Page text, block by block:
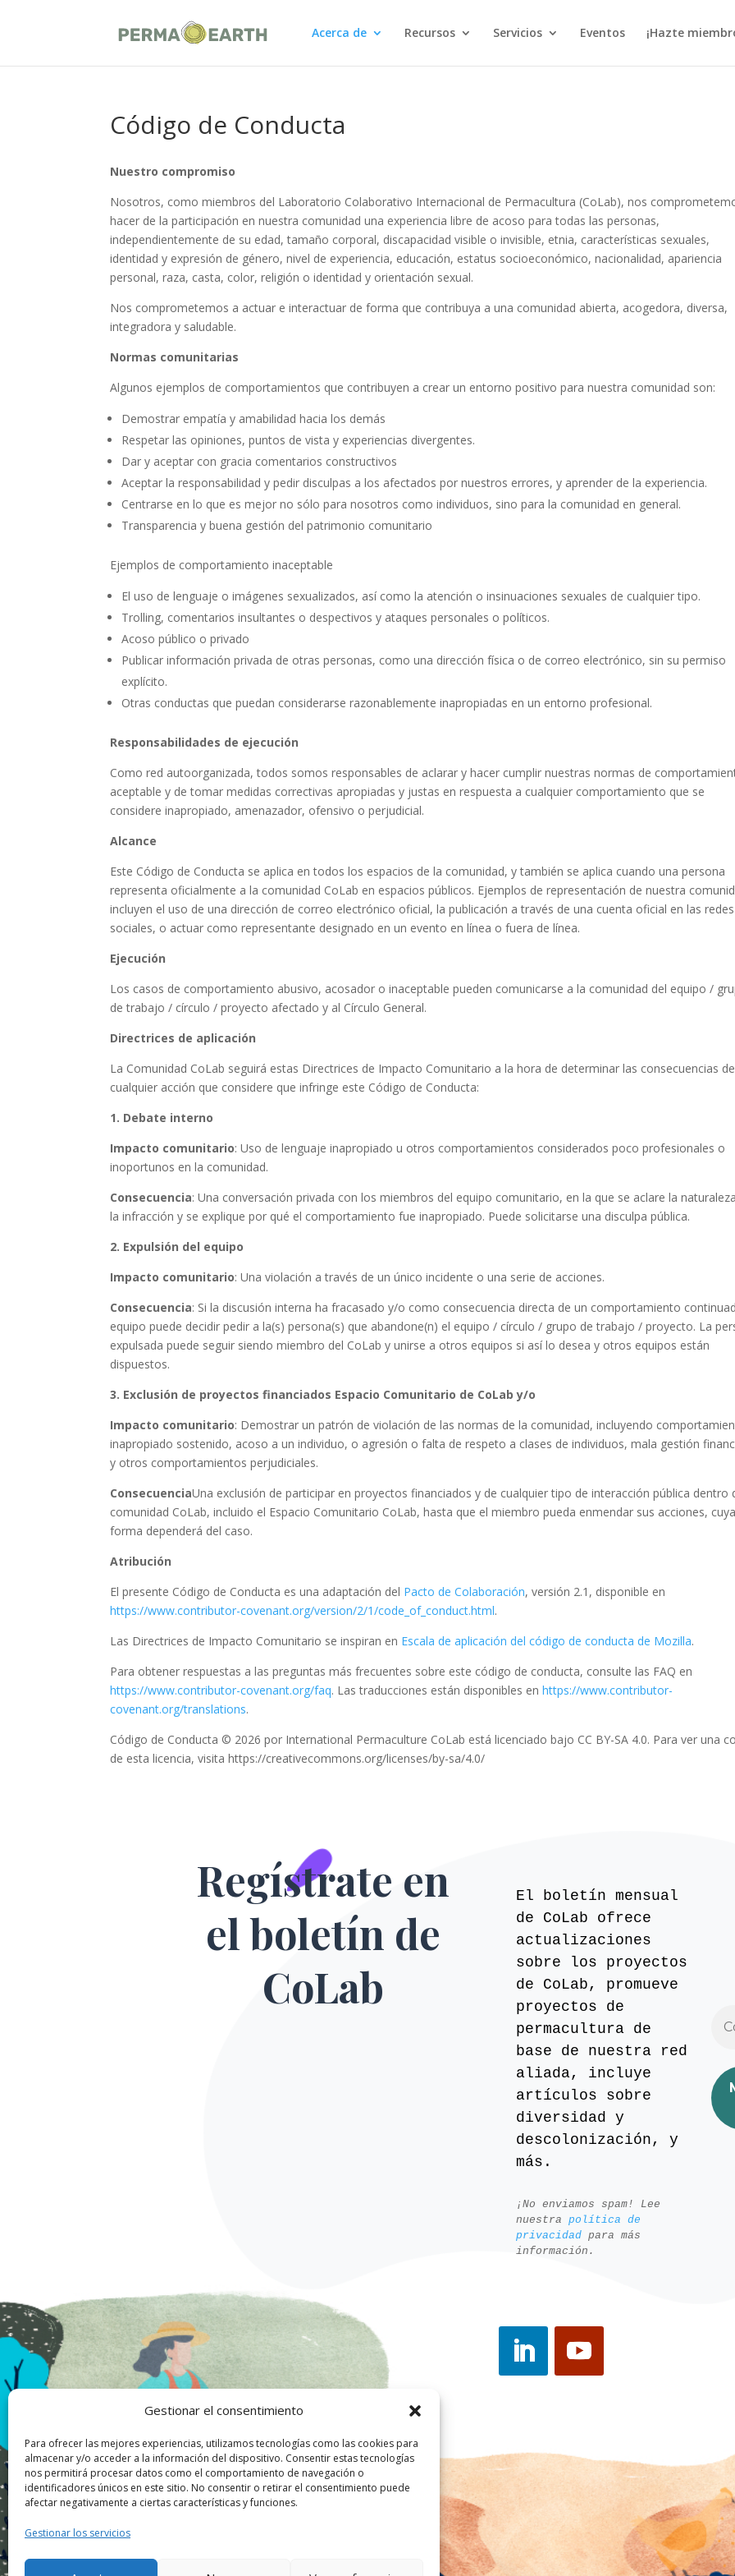
Gestionar el consentimiento
Para ofrecer las mejores experiencias, utilizamos tecnologías como las cookies para
almacenar y/o acceder a la información del dispositivo. Consentir estas tecnologías
nos permitirá procesar datos como el comportamiento de navegación o
identificadores únicos en este sitio. No consentir o retirar el consentimiento puede
afectar negativamente a ciertas características y funciones.
Gestionar los servicios
Acerca de Recursos Servicios Eventos ¡Hazte
Código de Conducta
Nuestro compromiso
Nosotros, como miembros del Laboratorio Colaborativo Internacional de Permacultura (CoLab), nos
hacer de la participación en nuestra comunidad una experiencia libre de acoso para todas las personas,
independientemente de su edad, tamaño corporal, discapacidad visible o invisible, etnia, características sexuales,
identidad y expresión de género, nivel de experiencia, educación, estatus socioeconómico, nacionalidad, apariencia
personal, raza, casta, color, religión o identidad y orientación sexual.
Nos comprometemos a actuar e interactuar de forma que contribuya a una comunidad abierta, acogedora, diversa,
integradora y saludable.
Normas comunitarias
Algunos ejemplos de comportamientos que contribuyen a crear un entorno positivo para nuestra comunidad son:
Demostrar empatía y amabilidad hacia los demás
Respetar las opiniones, puntos de vista y experiencias divergentes.
Dar y aceptar con gracia comentarios constructivos
Aceptar la responsabilidad y pedir disculpas a los afectados por nuestros errores, y aprender de la experiencia.
Centrarse en lo que es mejor no sólo para nosotros como individuos, sino para la comunidad en general.
Transparencia y buena gestión del patrimonio comunitario
Ejemplos de comportamiento inaceptable
El uso de lenguaje o imágenes sexualizados, así como la atención o insinuaciones sexuales de cualquier tipo.
Trolling, comentarios insultantes o despectivos y ataques personales o políticos.
Acoso público o privado
Publicar información privada de otras personas, como una dirección física o de correo electrónico, sin su permiso
explícito.
Otras conductas que puedan considerarse razonablemente inapropiadas en un entorno profesional.
Responsabilidades de ejecución
Como red autoorganizada, todos somos responsables de aclarar y hacer cumplir nuestras normas de
aceptable y de tomar medidas correctivas apropiadas y justas en respuesta a cualquier comportamiento que se
considere inapropiado, amenazador, ofensivo o perjudicial.
Alcance
Este Código de Conducta se aplica en todos los espacios de la comunidad, y también se aplica cuando una persona
representa oficialmente a la comunidad CoLab en espacios públicos. Ejemplos de representación de nuestra
incluyen el uso de una dirección de correo electrónico oficial, la publicación a través de una cuenta oficial en las redes
sociales, o actuar como representante designado en un evento en línea o fuera de línea.
Ejecución
Los casos de comportamiento abusivo, acosador o inaceptable pueden comunicarse a la comunidad del equipo /
de trabajo / círculo / proyecto afectado y al Círculo General.
Directrices de aplicación
La Comunidad CoLab seguirá estas Directrices de Impacto Comunitario a la hora de determinar las consecuencias de
cualquier acción que considere que infringe este Código de Conducta:
1. Debate interno
Impacto comunitario: Uso de lenguaje inapropiado u otros comportamientos considerados poco profesionales o
inoportunos en la comunidad.
Consecuencia: Una conversación privada con los miembros del equipo comunitario, en la que se aclare la
la infracción y se explique por qué el comportamiento fue inapropiado. Puede solicitarse una disculpa pública.
2. Expulsión del equipo
Impacto comunitario: Una violación a través de un único incidente o una serie de acciones.
Consecuencia: Si la discusión interna ha fracasado y/o como consecuencia directa de un comportamiento
equipo puede decidir pedir a la(s) persona(s) que abandone(n) el equipo / círculo / grupo de trabajo / proyecto. La
expulsada puede seguir siendo miembro del CoLab y unirse a otros equipos si así lo desea y otros equipos están
dispuestos.
3. Exclusión de proyectos financiados Espacio Comunitario de CoLab y/o
Impacto comunitario: Demostrar un patrón de violación de las normas de la comunidad, incluyendo
inapropiado sostenido, acoso a un individuo, o agresión o falta de respeto a clases de individuos, mala gestión
y otros comportamientos perjudiciales.
ConsecuenciaUna exclusión de participar en proyectos financiados y de cualquier tipo de interacción pública dentro
comunidad CoLab, incluido el Espacio Comunitario CoLab, hasta que el miembro pueda enmendar sus acciones, cuya
forma dependerá del caso.
Atribución
El presente Código de Conducta es una adaptación del Pacto de Colaboración, versión 2.1, disponible en
https://www.contributor-covenant.org/version/2/1/code_of_conduct.html.
Las Directrices de Impacto Comunitario se inspiran en Escala de aplicación del código de conducta de Mozilla.
Para obtener respuestas a las preguntas más frecuentes sobre este código de conducta, consulte las FAQ en
https://www.contributor-covenant.org/faq. Las traducciones están disponibles enhttps://www.contributor-
covenant.org/translations.
Código de Conducta © 2026 por International Permaculture CoLab está licenciado bajo CC BY-SA 4.0. Para ver una
de esta licencia, visita https://creativecommons.org/licenses/by-sa/4.0/
Regístrate en
el boletín de
CoLab
El boletín mensual
de CoLab ofrece
actualizaciones
sobre los proyectos
de CoLab, promueve
proyectos de
permacultura de
base de nuestra red
aliada, incluye
artículos sobre
diversidad y
descolonización, y
más.
¡No enviamos spam! Lee
nuestra política de
privacidadpara más
información.